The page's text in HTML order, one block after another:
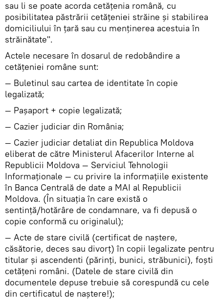
sau li se poate acorda cetăţenia română, cu
posibilitatea păstrării cetăţeniei străine şi stabilirea
domiciliului în ţară sau cu menţinerea acestuia în
străinătate".
Actele necesare în dosarul de redobândire a
cetăţeniei române sunt:
— Buletinul sau cartea de identitate în copie
legalizată;
— Paşaport + copie legalizată;
— Cazier judiciar din România;
— Cazier judiciar detaliat din Republica Moldova
eliberat de către Ministerul Afacerilor Interne al
Republicii Moldova — Serviciul Tehnologii
Informaţionale — cu privire la informaţiile existente
în Banca Centrală de date a MAI al Republicii
Moldova. (În situaţia în care există o
sentinţă/hotărâre de condamnare, va fi depusă o
copie conformă cu originalul);
— Acte de stare civilă (certificat de naştere,
căsătorie, deces sau divorţ) în copii legalizate pentru
titular şi ascendenti (părinţi, bunici, străbunici), foşti
cetăţeni români. (Datele de stare civilă din
documentele depuse trebuie să corespundă cu cele
din certificatul de naştere!);